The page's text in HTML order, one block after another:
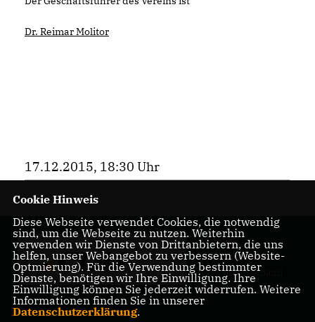
Dr. Reimar Molitor
17.12.2015, 18:30 Uhr
Herzlich
Willkommen beim
CDU Stadtverband
Rösrath
Cookie Hinweis
Diese Webseite verwendet Cookies, die notwendig
sind, um die Webseite zu nutzen. Weiterhin
verwenden wir Dienste von Drittanbietern, die uns
helfen, unser Webangebot zu verbessern (Website-
Optmierung). Für die Verwendung bestimmter
Dienste, benötigen wir Ihre Einwilligung. Ihre
Einwilligung können Sie jederzeit widerrufen. Weitere
Informationen finden Sie in unserer
Datenschutzerklärung.